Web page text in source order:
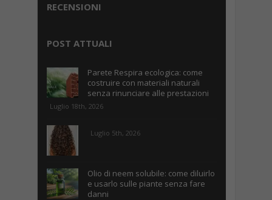
RECENSIONI
POST ATTUALI
Parete Respira ecologica: come
costruire con materiali naturali
senza rinunciare alle prestazioni
Luglio 18th, 2026
Luglio 5th, 2026
Olio di neem solubile: come diluirlo
e usarlo sulle piante senza fare
danni